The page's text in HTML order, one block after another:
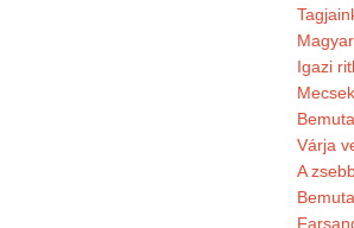
Igazi
Várja
A